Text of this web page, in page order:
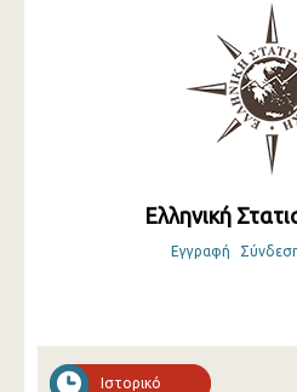
Ελληνική
Εγγραφή
Ιστορικό